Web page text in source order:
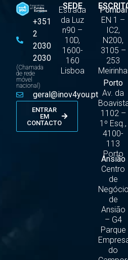
+351
2
2030
2030
(Chamada
de rede
móvel
nacional)
geral@inov4you.pt
ENTRAR
EM
CONTACTO
SEDE
Estrada
da Luz
n90 –
10D,
1600-
160
Lisboa
Pombal
EN 1 –
IC2,
N200,
3105 –
253
Porto
Av. da
1102 –
1º Esq.,
4100-
113
Porto
Ansião
Centro
de
de
Ansião
– G4
Parque
do